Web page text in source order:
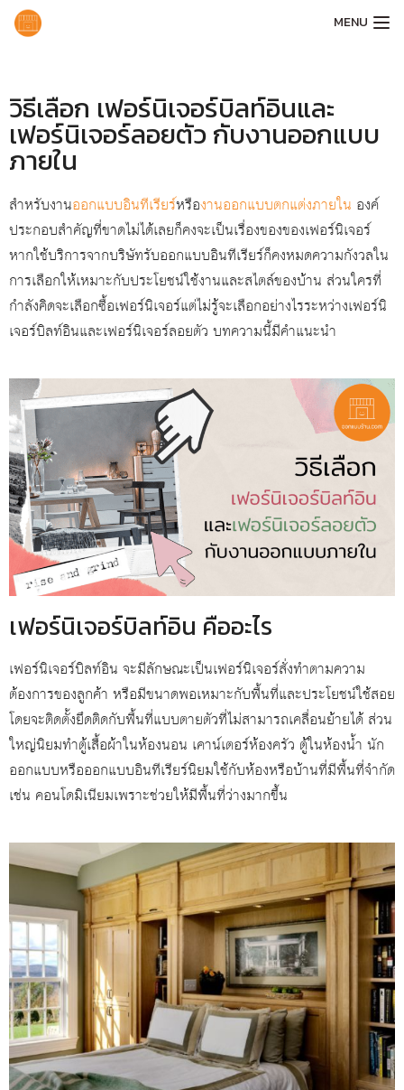
MENU
วิธีเลือก เฟอร์นิเจอร์บิลท์อินและ
เฟอร์นิเจอร์ลอยตัว กับงานออกแบบ
ภายใน
สำหรับงานออกแบบอินทีเรียร์หรืองานออกแบบตกแต่งภายใน องค์
ประกอบสำคัญที่ขาดไม่ได้เลยก็คงจะเป็นเรื่องของของเฟอร์นิเจอร์
หากใช้บริการจากบริษัทรับออกแบบอินทีเรียร์ก็คงหมดความกังวลใน
การเลือกให้เหมาะกับประโยชน์ใช้งานและสไตล์ของบ้าน ส่วนใครที่
กำลังคิดจะเลือกซื้อเฟอร์นิเจอร์แต่ไม่รู้จะเลือกอย่างไรระหว่างเฟอร์นิ
เจอร์บิลท์อินและเฟอร์นิเจอร์ลอยตัว บทความนี้มีคำแนะนำ
เฟอร์นิเจอร์บิลท์อิน คืออะไร
เฟอร์นิเจอร์บิลท์อิน จะมีลักษณะเป็นเฟอร์นิเจอร์สั่งทำตามความ
ต้องการของลูกค้า หรือมีขนาดพอเหมาะกับพื้นที่และประโยชน์ใช้สอย
โดยจะติดตั้งยึดติดกับพื้นที่แบบตายตัวที่ไม่สามารถเคลื่อนย้ายได้ ส่วน
ใหญ่นิยมทำตู้เสื้อผ้าในห้องนอน เคาน์เตอร์ห้องครัว ตู้ในห้องน้ำ นัก
ออกแบบหรือออกแบบอินทีเรียร์นิยมใช้กับห้องหรือบ้านที่มีพื้นที่จำกัด
เช่น คอนโดมิเนียมเพราะช่วยให้มีพื้นที่ว่างมากขึ้น